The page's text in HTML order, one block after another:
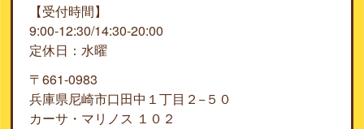
【受付時間】
9:00-12:30/14:30-20:00
定休日：水曜
〒661-0983
兵庫県尼崎市口田中１丁目２−５０
カーサ・マリノス １０２